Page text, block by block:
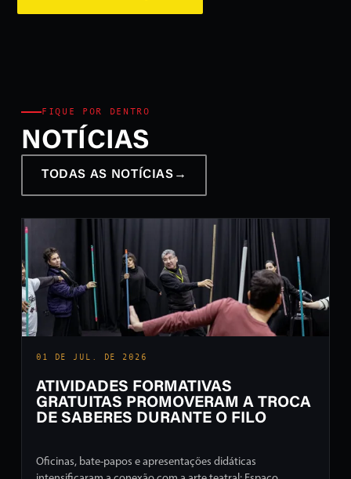
FIQUE POR DENTRO
NOTÍCIAS
TODAS AS NOTÍCIAS →
01 DE JUL. DE 2026
ATIVIDADES FORMATIVAS
GRATUITAS PROMOVERAM A TROCA
DE SABERES DURANTE O FILO
Oficinas, bate-papos e apresentações didáticas